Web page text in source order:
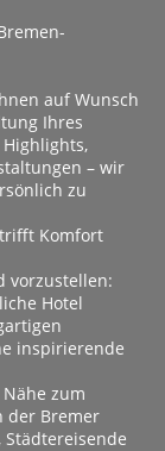
auf Wunsch
Ihres
– wir
zu
Komfort
vorzustellen:
Hotel
inspirierende
zum
der Bremer